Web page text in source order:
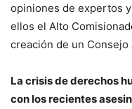
opiniones de expertos
ellos el Alto
creación de un
La crisis de derechos
con los recientes